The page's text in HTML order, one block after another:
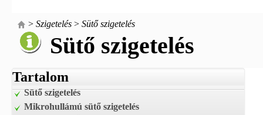
> Szigetelés > Sütő szigetelés
Sütő szigetelés
Tartalom
Sütő szigetelés
Mikrohullámú sütő szigetelés